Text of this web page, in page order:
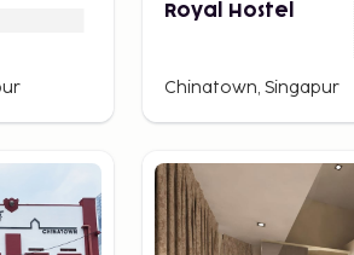
Royal Hostel
Chinatown, Singapur